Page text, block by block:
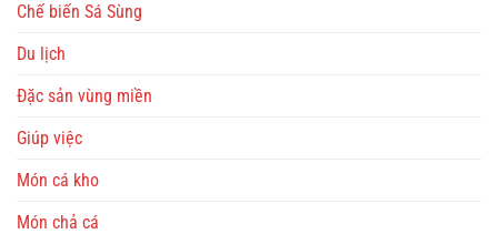
Chế biến Sá Sùng
Du lịch
Đặc sản vùng miền
Giúp việc
Món cá kho
Món chả cá